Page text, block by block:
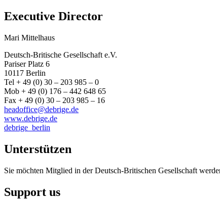
Executive Director
Mari Mittelhaus
Deutsch-Britische Gesellschaft e.V.
Pariser Platz 6
10117 Berlin
Tel + 49 (0) 30 – 203 985 – 0
Mob + 49 (0) 176 – 442 648 65
Fax + 49 (0) 30 – 203 985 – 16
headoffice@debrige.de
www.debrige.de
debrige_berlin
Unterstützen
Sie möchten Mitglied in der Deutsch-Britischen Gesellschaft
Support us